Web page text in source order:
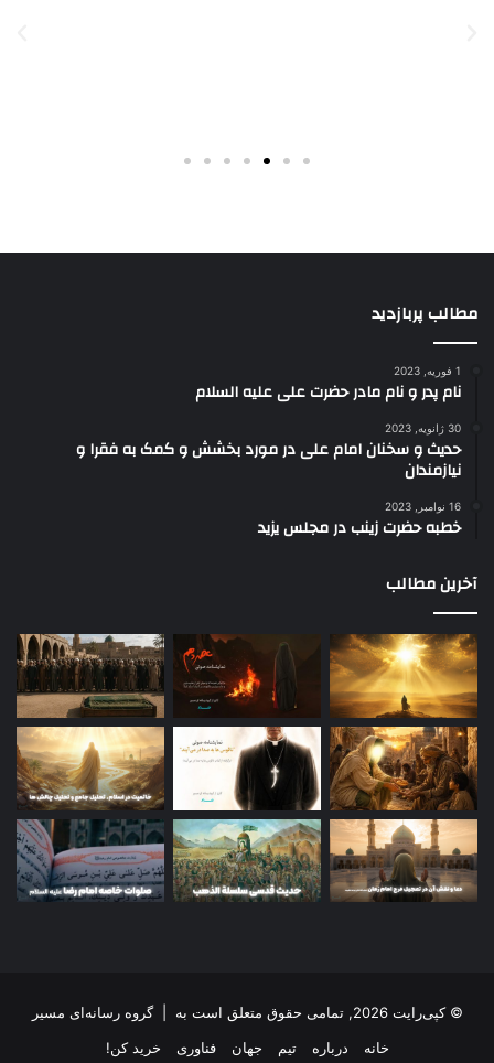
مطالب پربازدید
1 فوریه, 2023
نام پدر و نام مادر حضرت علی علیه السلام
30 ژانویه, 2023
حدیث و سخنان امام علی در مورد بخشش و کمک به فقرا و
نیازمندان
16 نوامبر, 2023
خطبه حضرت زینب در مجلس یزید
آخرین مطالب
© کپی‌رایت 2026, تمامی حقوق متعلق است به |
گروه رسانه‌ای مسیر
خانه
درباره تیم جهان فناوری خرید کن!